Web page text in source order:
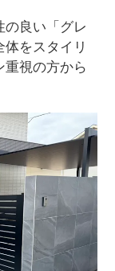
良い「グレ
をスタイリ
重視の方から